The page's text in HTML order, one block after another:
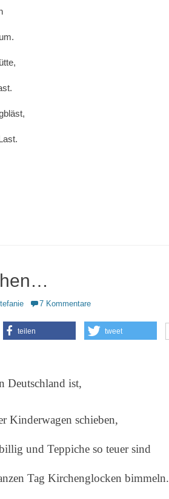
7 Kommentare
teilen tweet
Deutschland ist,
Kinderwagen schieben,
und Teppiche so teuer sind
Tag Kirchenglocken bimmeln.